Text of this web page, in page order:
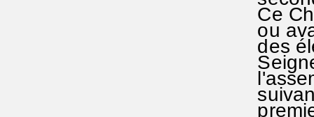
Ce
ou
des